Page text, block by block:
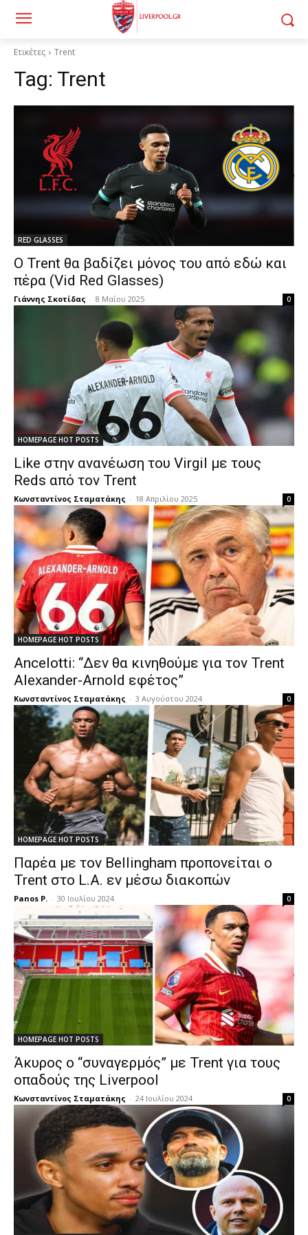
Ετικέτες Trent
Tag: Trent
RED GLASSES
Ο Trent θα βαδίζει μόνος του από εδώ και
πέρα (Vid Red Glasses)
Γιάννης Σκοτίδας - 8 Μαΐου 2025 0
HOMEPAGE HOT POSTS
Like στην ανανέωση του Virgil με τους
Reds από τον Trent
Κωνσταντίνος Σταματάκης - 18 Απριλίου 2025 0
HOMEPAGE HOT POSTS
Ancelotti: “Δεν θα κινηθούμε για τον Trent
Alexander-Arnold εφέτος”
Κωνσταντίνος Σταματάκης - 3 Αυγούστου 2024 0
HOMEPAGE HOT POSTS
Παρέα με τον Bellingham προπονείται ο
Trent στο L.A. εν μέσω διακοπών
Panos P. - 30 Ιουλίου 2024 0
HOMEPAGE HOT POSTS
Άκυρος ο “συναγερμός” με Trent για τους
οπαδούς της Liverpool
Κωνσταντίνος Σταματάκης - 24 Ιουλίου 2024 0